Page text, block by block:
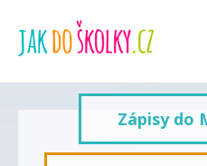
Zápisy do